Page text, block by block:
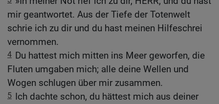
mir geantwortet. Aus der Tiefe der Totenwelt
schrie ich zu dir und du hast meinen Hilfeschrei
vernommen.
4 Du hattest mich mitten ins Meer geworfen, die
Fluten umgaben mich; alle deine Wellen und
Wogen schlugen über mir zusammen.
5 Ich dachte schon, du hättest mich aus deiner